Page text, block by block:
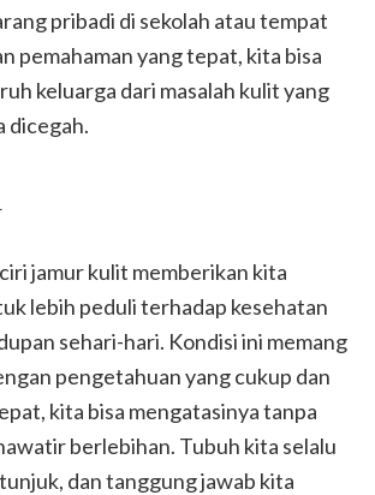
pribadi di sekolah atau tempat
pemahaman yang tepat, kita bisa
keluarga dari masalah kulit yang
dicegah.
jamur kulit memberikan kita
lebih peduli terhadap kesehatan
sehari-hari. Kondisi ini memang
pengetahuan yang cukup dan
kita bisa mengatasinya tanpa
berlebihan. Tubuh kita selalu
dan tanggung jawab kita